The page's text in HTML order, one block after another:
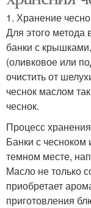
1. Хранение
Для этого метода
банки с
(оливковое или
очистить от
чеснок маслом
чеснок.
Процесс хранения
Банки с
темном месте,
Масло не только
приобретает
приготовления